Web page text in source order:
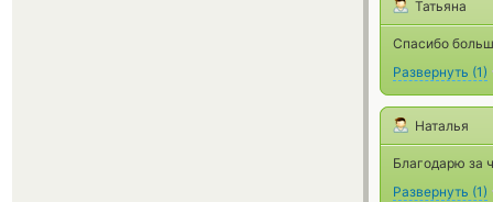
Татьяна
Спасибо
Развернуть (1)
Наталья
Благодарю за
Развернуть (1)